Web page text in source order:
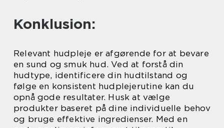
Konklusion:
Relevant hudpleje er afgørende for at bevare
en sund og smuk hud. Ved at forstå din
hudtype, identificere din hudtilstand og
følge en konsistent hudplejerutine kan du
opnå gode resultater. Husk at vælge
produkter baseret på dine individuelle behov
og bruge effektive ingredienser. Med en